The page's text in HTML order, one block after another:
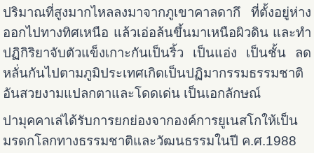
ปริมาณที่สูงมากไหลลงมาจากภูเขาคาลดากึ ที่ตั้งอยู่ห่าง
ออกไปทางทิศเหนือ แล้วเอ่อล้นขึ้นมาเหนือผิวดิน และทำ
ปฏิกิริยาจับตัวแข็งเกาะกันเป็นริ้ว เป็นแอ่ง เป็นชั้น ลด
หลั่นกันไปตามภูมิประเทศเกิดเป็นปฏิมากรรมธรรมชาติ
อันสวยงามแปลกตาและโดดเด่น เป็นเอกลักษณ์
ปามุคคาเล่ได้รับการยกย่องจากองค์การยูเนสโกให้เป็น
มรดกโลกทางธรรมชาติและวัฒนธรรมในปี ค.ศ.1988